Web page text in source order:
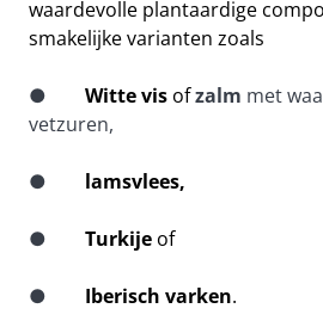
waardevolle plantaardige
smakelijke varianten zoals
● Witte vis of zalm met
vetzuren,
● lamsvlees,
● Turkije of
● Iberisch varken.